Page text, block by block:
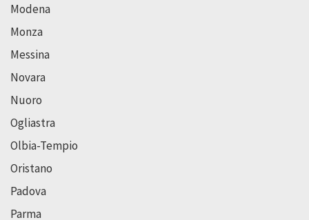
Modena
Monza
Messina
Novara
Nuoro
Ogliastra
Olbia-Tempio
Oristano
Padova
Parma